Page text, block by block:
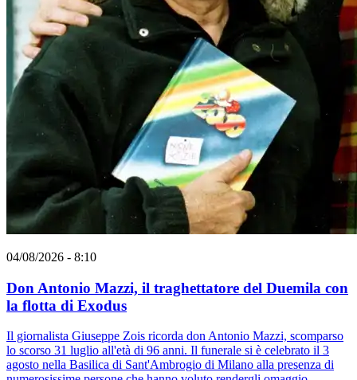
04/08/2026 - 8:10
Don Antonio Mazzi, il traghettatore del Duemila con
la flotta di Exodus
Il giornalista Giuseppe Zois ricorda don Antonio Mazzi, scomparso
lo scorso 31 luglio all'età di 96 anni. Il funerale si è celebrato il 3
agosto nella Basilica di Sant'Ambrogio di Milano alla presenza di